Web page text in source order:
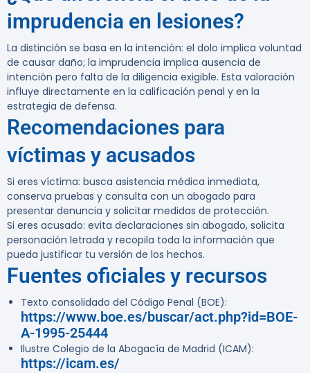
imprudencia en lesiones?
La distinción se basa en la intención: el dolo implica voluntad
de causar daño; la imprudencia implica ausencia de
intención pero falta de la diligencia exigible. Esta valoración
influye directamente en la calificación penal y en la
estrategia de defensa.
Recomendaciones para
víctimas y acusados
Si eres víctima: busca asistencia médica inmediata,
conserva pruebas y consulta con un abogado para
presentar denuncia y solicitar medidas de protección.
Si eres acusado: evita declaraciones sin abogado, solicita
personación letrada y recopila toda la información que
pueda justificar tu versión de los hechos.
Fuentes oficiales y recursos
Texto consolidado del Código Penal (BOE):
https://www.boe.es/buscar/act.php?id=BOE-
A-1995-25444
Ilustre Colegio de la Abogacía de Madrid (ICAM):
https://icam.es/